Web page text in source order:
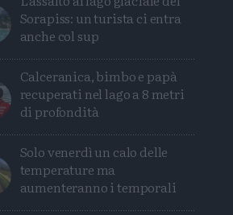
Sorapiss: un turista ci entra
anche col sup
Calceranica, bimbo e papà
recuperati nel lago a 8 metri
di profondità
Solo venerdì un calo delle
temperature ma
aumenteranno i temporali